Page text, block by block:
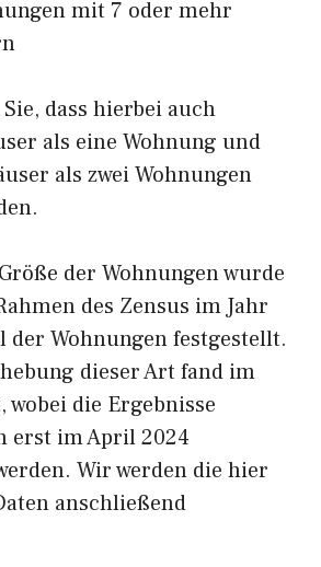
mit 7 oder mehr
dass hierbei auch
als eine Wohnung und
als zwei Wohnungen
der Wohnungen wurde
des Zensus im Jahr
der Wohnungen festgestellt.
dieser Art fand im
wobei die Ergebnisse
erst im April 2024
Wir werden die hier
anschließend